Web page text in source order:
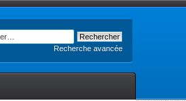
Recherche avancée